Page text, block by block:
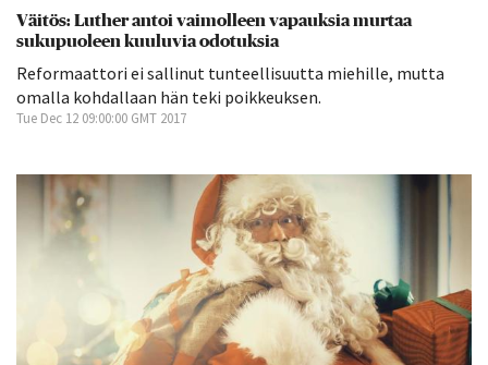
Väitös: Luther antoi vaimolleen vapauksia murtaa
sukupuoleen kuuluvia odotuksia
Reformaattori ei sallinut tunteellisuutta miehille, mutta
omalla kohdallaan hän teki poikkeuksen.
Tue Dec 12 09:00:00 GMT 2017